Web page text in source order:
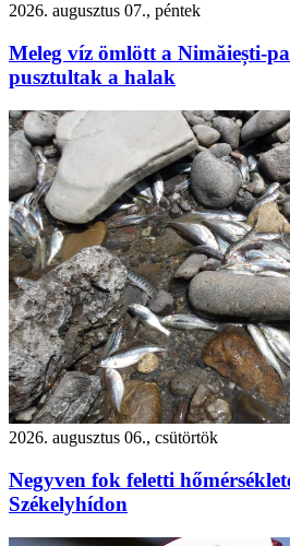
2026. augusztus 07., péntek
Meleg víz ömlött a Nimăiești-
pusztultak a halak
2026. augusztus 06., csütörtök
Negyven fok feletti
Székelyhídon